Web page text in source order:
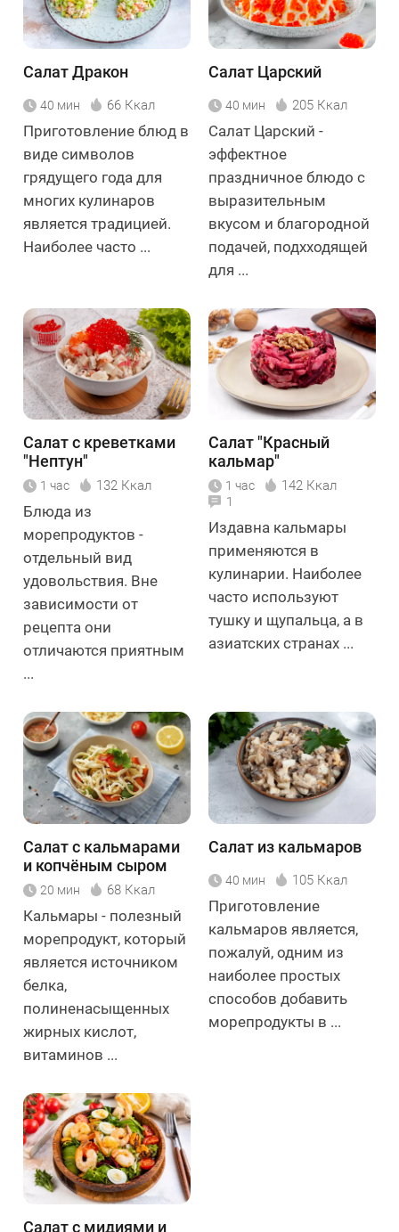
Салат Дракон
40 мин 66 Ккал
Приготовление блюд в
виде символов
грядущего года для
многих кулинаров
является традицией.
Наиболее часто ...
Салат Царский
40 мин 205 Ккал
Салат Царский -
эффектное
праздничное блюдо с
выразительным
вкусом и благородной
подачей, подхходящей
для ...
Салат с креветками
"Нептун"
1 час 132 Ккал
Блюда из
морепродуктов -
отдельный вид
удовольствия. Вне
зависимости от
рецепта они
отличаются приятным
...
Салат "Красный
кальмар"
1 час 142 Ккал
1
Издавна кальмары
применяются в
кулинарии. Наиболее
часто используют
тушку и щупальца, а в
азиатских странах ...
Салат с кальмарами
и копчёным сыром
20 мин 68 Ккал
Кальмары - полезный
морепродукт, который
является источником
белка,
полиненасыщенных
жирных кислот,
витаминов ...
Салат из кальмаров
40 мин 105 Ккал
Приготовление
кальмаров является,
пожалуй, одним из
наиболее простых
способов добавить
морепродукты в ...
Салат с мидиями и